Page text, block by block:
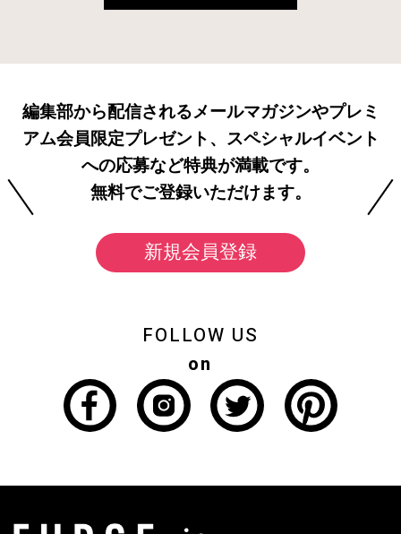
編集部から配信されるメールマガジンやプレミ
アム会員限定プレゼント、スペシャルイベント
への応募など特典が満載です。
無料でご登録いただけます。
新規会員登録
FOLLOW US
on